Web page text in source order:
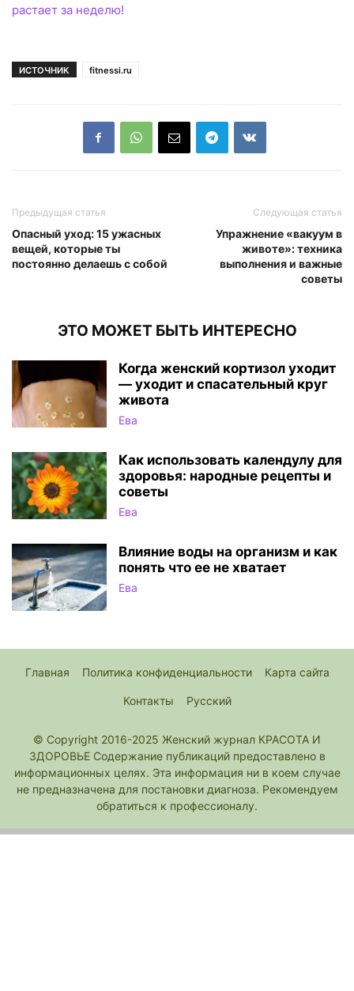
растает за неделю!
ИСТОЧНИК fitnessi.ru
Предыдущая статья
Опасный уход: 15 ужасных
вещей, которые ты
постоянно делаешь с собой
Следующая статья
Упражнение «вакуум в
животе»: техника
выполнения и важные
советы
ЭТО МОЖЕТ БЫТЬ ИНТЕРЕСНО
Когда женский кортизол уходит
— уходит и спасательный круг
живота
Ева
Как использовать календулу для
здоровья: народные рецепты и
советы
Ева
Влияние воды на организм и как
понять что ее не хватает
Ева
Главная Политика конфиденциальности Карта сайта
Контакты Русский
© Copyright 2016-2025 Женский журнал КРАСОТА И
ЗДОРОВЬЕ Содержание публикаций предоставлено в
информационных целях. Эта информация ни в коем случае
не предназначена для постановки диагноза. Рекомендуем
обратиться к профессионалу.